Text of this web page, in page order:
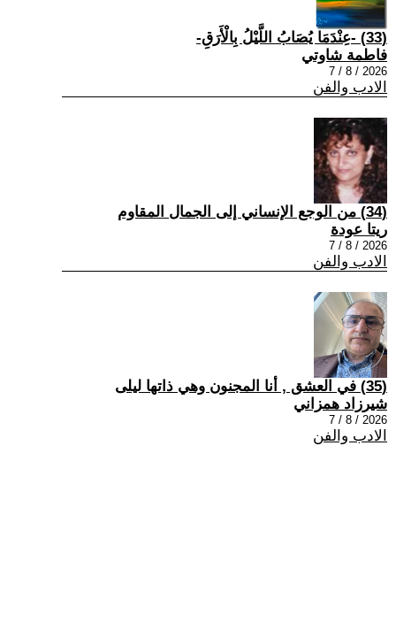
(33) -عِنْدَمَا يُصَابُ اللَّيْلُ بِالْأَرَقِ-
فاطمة شاوتي
2026 / 8 / 7
الادب والفن
(34) من الوجع الإنساني إلى الجمال المقاوم
ريتا عودة
2026 / 8 / 7
الادب والفن
(35) في العشق , أنا المجنون وهي ذاتها ليلى
شيرزاد همزاني
2026 / 8 / 7
الادب والفن